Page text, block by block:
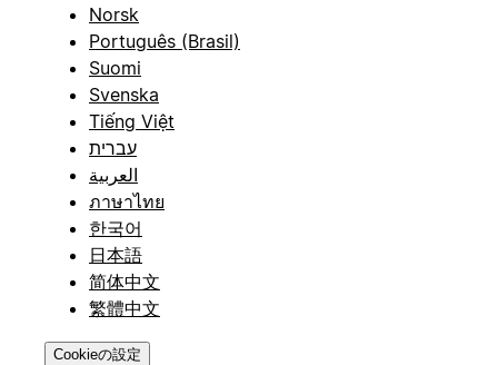
Norsk
Português (Brasil)
Suomi
Svenska
Tiếng Việt
עברית
العربية
ภาษาไทย
한국어
日本語
简体中文
繁體中文
Cookieの設定